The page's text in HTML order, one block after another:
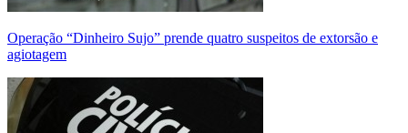
Operação “Dinheiro Sujo” prende quatro suspeitos de extorsão e
agiotagem